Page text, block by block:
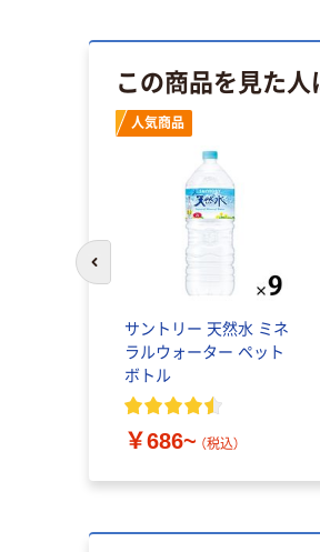
この商品を見た
人気商品
サントリー 天然水 ミネ
ラルウォーター ペット
ボトル
￥686~ （税込）
前のスライドへ